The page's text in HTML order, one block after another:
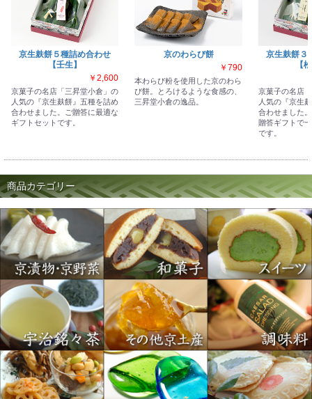
京生麸餅５種詰め合わせ
【壬生】
￥2,600
京菓子の名店「三昇堂小倉」の
人気の『京生麸餅』五種を詰め
合わせました。ご贈答に最適な
ギフトセットです。
京のわらび餅
￥790
本わらび粉を使用した京のわら
び餅。とろけるような食感の、
三昇堂小倉の逸品。
京生麸餅３
【
京菓子の名店
人気の『京生
合わせました
贈答ギフトで
です。
商品カテゴリー